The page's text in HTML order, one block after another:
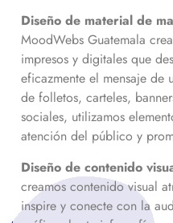
Diseño de material de
MoodWebs Guatemala
impresos y digitales que
eficazmente el mensaje de
de folletos, carteles,
sociales, utilizamos
atención del público y
Diseño de contenido
creamos contenido visual
inspire y conecte con la